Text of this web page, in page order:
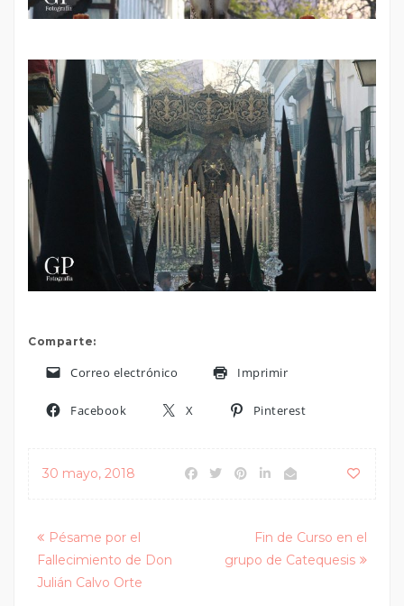
Comparte:
Correo electrónico Imprimir
Facebook X Pinterest
30 mayo, 2018
Posts
navigation
Pésame por el
Fallecimiento de Don
Julián Calvo Orte
Fin de Curso en el
grupo de Catequesis